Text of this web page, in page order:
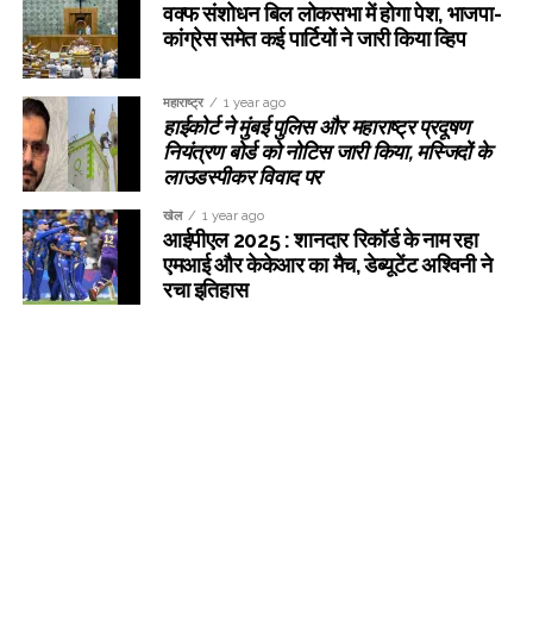
वक्फ संशोधन बिल लोकसभा में होगा पेश, भाजपा-
कांग्रेस समेत कई पार्टियों ने जारी किया व्हिप
महाराष्ट्र 1 year ago
हाईकोर्ट ने मुंबई पुलिस और महाराष्ट्र प्रदूषण
नियंत्रण बोर्ड को नोटिस जारी किया, मस्जिदों के
लाउडस्पीकर विवाद पर
खेल 1 year ago
आईपीएल 2025 : शानदार रिकॉर्ड के नाम रहा
एमआई और केकेआर का मैच, डेब्यूटेंट अश्विनी ने
रचा इतिहास